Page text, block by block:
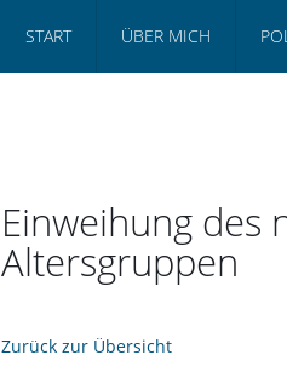
START ÜBER MICH
Einweihung des
Altersgruppen
Zurück zur Übersicht